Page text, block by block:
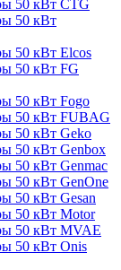
50 кВт CTG
50 кВт
50 кВт Elcos
50 кВт FG
50 кВт Fogo
50 кВт FUBAG
50 кВт Geko
50 кВт Genbox
50 кВт Genmac
50 кВт GenOne
50 кВт Gesan
50 кВт Motor
50 кВт MVAE
50 кВт Onis